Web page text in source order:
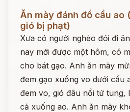
Đọc ngay
Ăn mày đánh đổ cầu ao
gió bị phạt)
Xưa có người nghèo đói đi
nay mới được một hôm, có
cho bát gạo. Anh ăn mày
đem gạo xuống vo dưới cầu
đem vo, gió đâu nổi tứ tung,
cả xuống ao. Anh ăn mày